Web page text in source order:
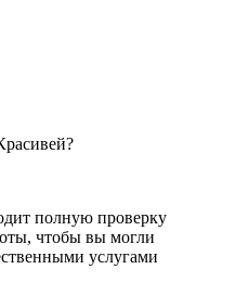
полную проверку
чтобы вы могли
услугами